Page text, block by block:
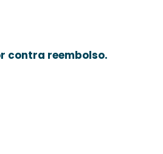
contra reembolso.